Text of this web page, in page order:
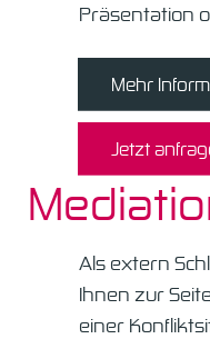
Präsentation
Mehr
Jetzt
Als extern
Ihnen zur
einer